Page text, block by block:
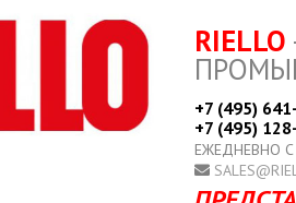
RIELLO
+7 (495)
+7 (495)
ЕЖЕДНЕВНО